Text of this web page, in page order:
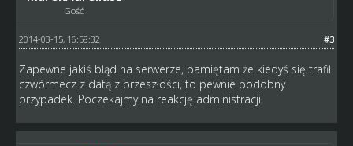
Gość
#3
2014-03-15, 16:58:32
Zapewne jakiś błąd na serwerze, pamiętam że kiedyś się trafił
czwórmecz z datą z przeszłości, to pewnie podobny
przypadek. Poczekajmy na reakcję administracji